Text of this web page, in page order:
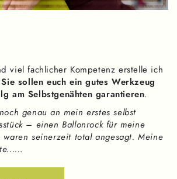
viel fachlicher Kompetenz erstelle ich
Sie sollen euch ein gutes Werkzeug
am Selbstgenähten garantieren.
genau an mein erstes selbst
– einen Ballonrock für meine
waren seinerzeit total angesagt. Meine
.